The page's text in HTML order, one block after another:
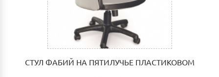
СТУЛ ФАБИЙ НА ПЯТИЛУЧЬЕ ПЛАСТИКОВОМ